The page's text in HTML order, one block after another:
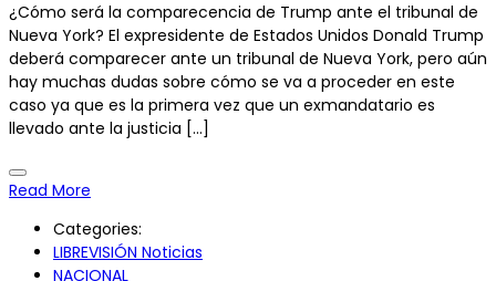
¿Cómo será la comparecencia de Trump ante el tribunal de
Nueva York? El expresidente de Estados Unidos Donald Trump
deberá comparecer ante un tribunal de Nueva York, pero aún
hay muchas dudas sobre cómo se va a proceder en este
caso ya que es la primera vez que un exmandatario es
llevado ante la justicia […]
Read More
Categories:
LIBREVISIÓN Noticias
NACIONAL